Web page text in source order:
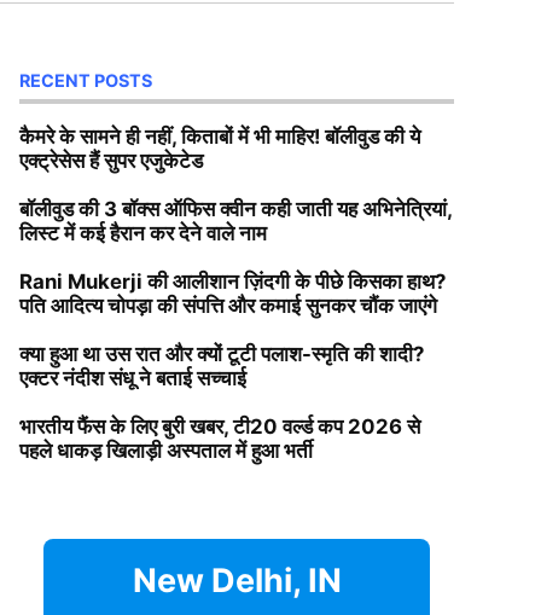
RECENT POSTS
कैमरे के सामने ही नहीं, किताबों में भी माहिर! बॉलीवुड की ये
एक्ट्रेसेस हैं सुपर एजुकेटेड
बॉलीवुड की 3 बॉक्स ऑफिस क्वीन कही जाती यह अभिनेत्रियां,
लिस्ट में कई हैरान कर देने वाले नाम
Rani Mukerji की आलीशान ज़िंदगी के पीछे किसका हाथ?
पति आदित्य चोपड़ा की संपत्ति और कमाई सुनकर चौंक जाएंगे
क्या हुआ था उस रात और क्यों टूटी पलाश-स्मृति की शादी?
एक्टर नंदीश संधू ने बताई सच्चाई
भारतीय फैंस के लिए बुरी खबर, टी20 वर्ल्ड कप 2026 से
पहले धाकड़ खिलाड़ी अस्पताल में हुआ भर्ती
New Delhi, IN